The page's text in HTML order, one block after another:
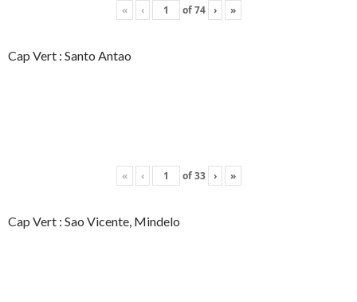
« ‹ of74 › »
Cap Vert : Santo Antao
« ‹ of33 › »
Cap Vert : Sao Vicente, Mindelo